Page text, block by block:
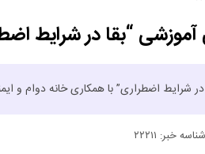
آموزشی “بقا در شرایط
شرایط اضطراری” با همکاری خانه دوام و
شناسه خبر: ۲۲۲۱۱